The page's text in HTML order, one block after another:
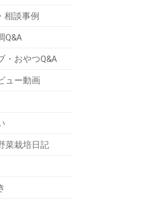
相談事例
Q&A
・おやつQ&A
ュー動画
菜栽培日記